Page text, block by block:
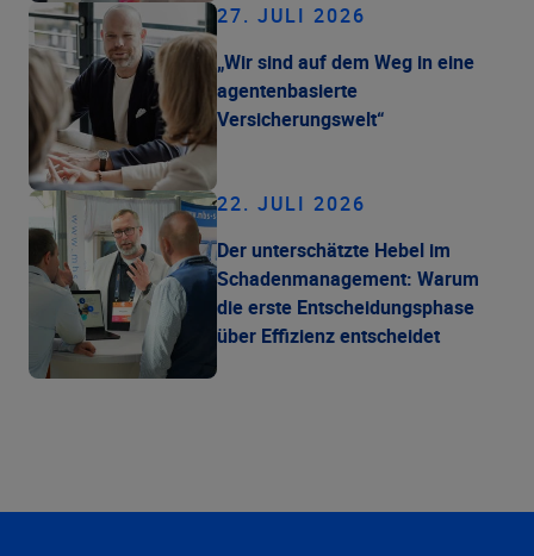
27. JULI 2026
„Wir sind auf dem Weg in eine
agentenbasierte
Versicherungswelt“
22. JULI 2026
Der unterschätzte Hebel im
Schadenmanagement: Warum
die erste Entscheidungsphase
über Effizienz entscheidet